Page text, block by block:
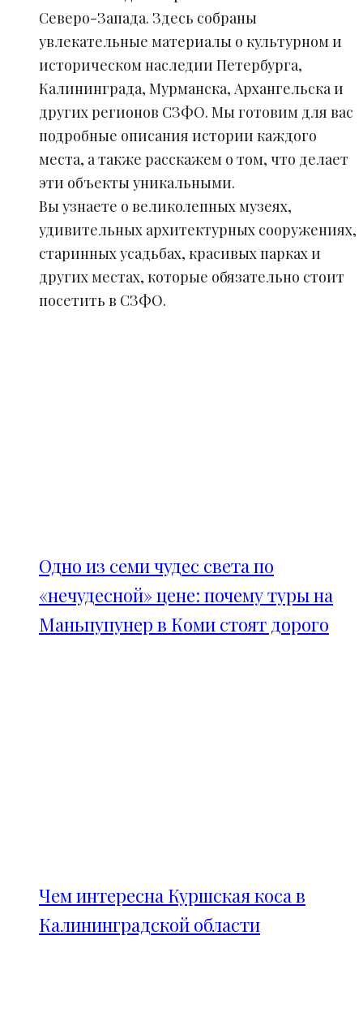
Северо-Запада. Здесь собраны
увлекательные материалы о культурном и
историческом наследии Петербурга,
Калининграда, Мурманска, Архангельска и
других регионов СЗФО. Мы готовим для вас
подробные описания истории каждого
места, а также расскажем о том, что делает
эти объекты уникальными.
Вы узнаете о великолепных музеях,
удивительных архитектурных сооружениях,
старинных усадьбах, красивых парках и
других местах, которые обязательно стоит
посетить в СЗФО.
Одно из семи чудес света по
«нечудесной» цене: почему туры на
Маньпупунер в Коми стоят дорого
Чем интересна Куршская коса в
Калининградской области